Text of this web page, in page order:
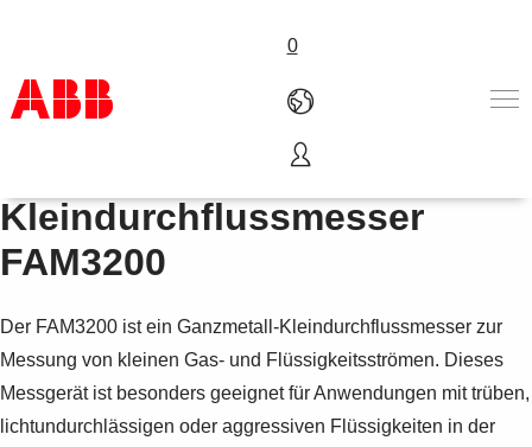
0
Produkte und Leistungen
Branchenlösungen
Service
Karriere
Metallkonus Schwebekörper
Kleindurchflussmesser
FAM3200
Der FAM3200 ist ein Ganzmetall-Kleindurchflussmesser zur
Messung von kleinen Gas- und Flüssigkeitsströmen. Dieses
Messgerät ist besonders geeignet für Anwendungen mit trüben,
lichtundurchlässigen oder aggressiven Flüssigkeiten in der